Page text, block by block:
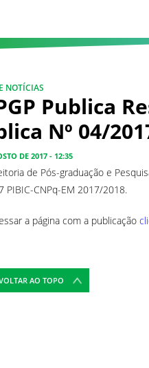
NOTÍCIAS
Publica
Nº 04/
DE 2017 - 12:35
de Pós-graduação e
PIBIC-CNPq-EM 2017/2018.
a página com a publicação
AO TOPO